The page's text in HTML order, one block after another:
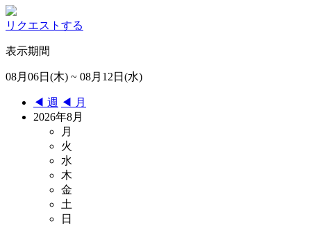
リクエストする
表示期間
08月06日(木) ~ 08月12日(水)
◀︎ 週 ◀︎ 月
2026年8月
月
火
水
木
金
土
日